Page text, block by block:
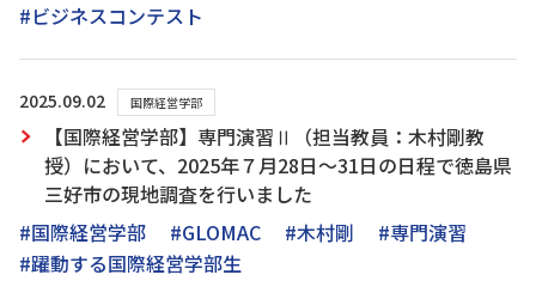
#ビジネスコンテスト
2025.09.02 国際経営学部
【国際経営学部】専門演習Ⅱ（担当教員：木村剛教
授）において、2025年７月28日～31日の日程で徳島県
三好市の現地調査を行いました
#国際経営学部
#GLOMAC #木村剛
#専門演習
#躍動する国際経営学部生